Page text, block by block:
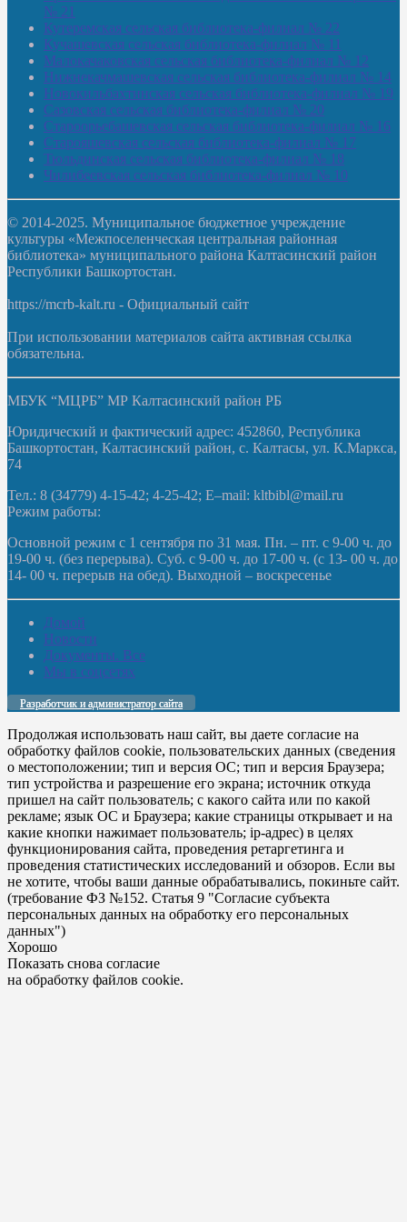
№ 21
Кутеремская сельская библиотека-филиал № 22
Кучашевская сельская библиотека-филиал № 11
Малокачаковская сельская библиотека-филиал № 12
Нижнекачмашевская сельская библиотека-филиал № 14
Новокильбахтинская сельская библиотека-филиал № 19
Сазовская сельская библиотека-филиал № 20
Староорьебашевская сельская библиотека-филиал № 16
Старояшевская сельская библиотека-филиал № 17
Тюльдинская сельская библиотека-филиал № 18
Чилибеевская сельская библиотека-филиал № 10
© 2014-2025. Муниципальное бюджетное учреждение
культуры «Межпоселенческая центральная районная
библиотека» муниципального района Калтасинский район
Республики Башкортостан.
https://mcrb-kalt.ru - Официальный сайт
При использовании материалов сайта активная ссылка
обязательна.
МБУК “МЦРБ” МР Калтасинский район РБ
Юридический и фактический адрес: 452860, Республика
Башкортостан, Калтасинский район, с. Калтасы, ул. К.Маркса,
74
Тел.: 8 (34779) 4-15-42; 4-25-42; E–mail: kltbibl@mail.ru
Режим работы:
Основной режим с 1 сентября по 31 мая. Пн. – пт. с 9-00 ч. до
19-00 ч. (без перерыва). Суб. с 9-00 ч. до 17-00 ч. (с 13- 00 ч. до
14- 00 ч. перерыв на обед). Выходной – воскресенье
Домой
Новости
Документы. Все
Мы в соцсетях
Разработчик и администратор сайта
Продолжая использовать наш сайт, вы даете согласие на
обработку файлов cookie, пользовательских данных (сведения
о местоположении; тип и версия ОС; тип и версия Браузера;
тип устройства и разрешение его экрана; источник откуда
пришел на сайт пользователь; с какого сайта или по какой
рекламе; язык ОС и Браузера; какие страницы открывает и на
какие кнопки нажимает пользователь; ip-адрес) в целях
функционирования сайта, проведения ретаргетинга и
проведения статистических исследований и обзоров. Если вы
не хотите, чтобы ваши данные обрабатывались, покиньте сайт.
(требование ФЗ №152. Статья 9 "Согласие субъекта
персональных данных на обработку его персональных
данных")
Хорошо
Показать снова согласие
на обработку файлов cookie.